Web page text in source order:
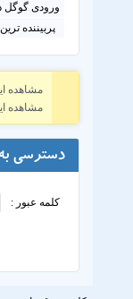
ورودی گوگل
پربیننده
مشاهده
مشاهده
دسترسی
کلمه عبور :